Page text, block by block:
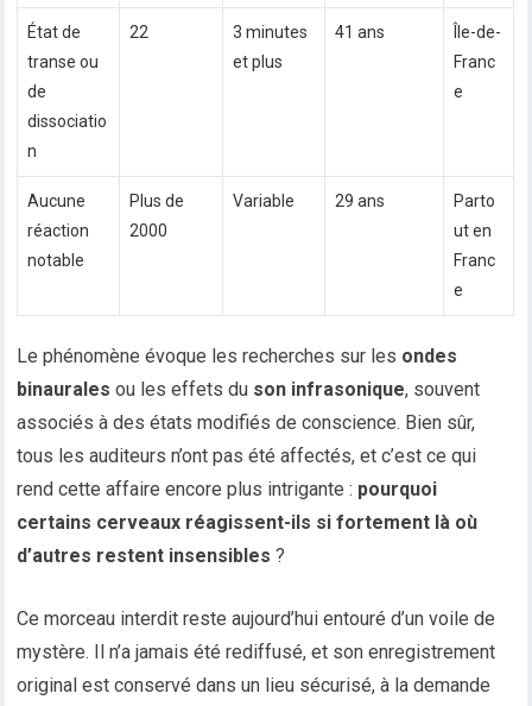
État de
transe ou
de
dissociatio
n
22
3 minutes
et plus
41 ans
Île-de-
Franc
e
Aucune
réaction
notable
Plus de
2000
Variable 29 ans
Parto
ut en
Franc
e
Le phénomène évoque les recherches sur les ondes
binaurales ou les effets du son infrasonique, souvent
associés à des états modifiés de conscience. Bien sûr,
tous les auditeurs n’ont pas été affectés, et c’est ce qui
rend cette affaire encore plus intrigante : pourquoi
certains cerveaux réagissent-ils si fortement là où
d’autres restent insensibles ?
Ce morceau interdit reste aujourd’hui entouré d’un voile de
mystère. Il n’a jamais été rediffusé, et son enregistrement
original est conservé dans un lieu sécurisé, à la demande